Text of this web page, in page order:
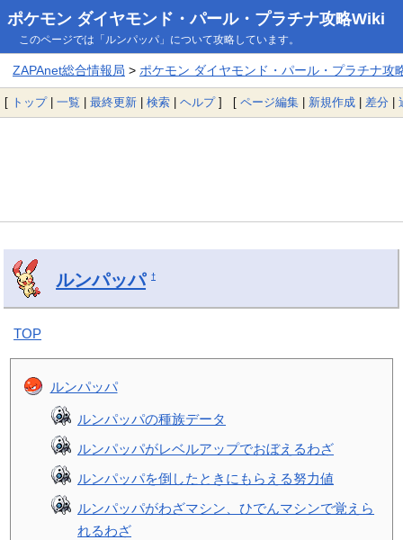
ポケモン ダイヤモンド・パール・プラチナ攻略Wiki
このページでは「ルンパッパ」について攻略しています。
ZAPAnet総合情報局 > ポケモン ダイヤモンド・パール・プラチナ攻
[ トップ| 一覧 | 最終更新 | 検索 | ヘルプ] [ ページ編集 | 新規作成 | 差分 |
ルンパッパ †
TOP
ルンパッパ
ルンパッパの種族データ
ルンパッパがレベルアップでおぼえるわざ
ルンパッパを倒したときにもらえる努力値
ルンパッパがわざマシン、ひでんマシンで覚えら
れるわざ